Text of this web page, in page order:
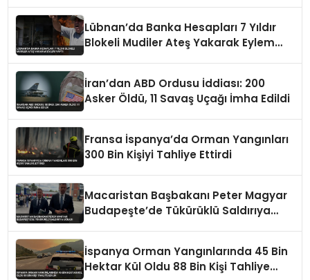
Lübnan’da Banka Hesapları 7 Yıldır
Blokeli Mudiler Ateş Yakarak Eylem
İran’dan ABD Ordusu İddiası: 200
Asker Öldü, 11 Savaş Uçağı İmha Edildi
Fransa İspanya’da Orman Yangınları
300 Bin Kişiyi Tahliye Ettirdi
Macaristan Başbakanı Peter Magyar
Budapeşte’de Tükürüklü Saldırıya
İspanya Orman Yangınlarında 45 Bin
Hektar Kül Oldu 88 Bin Kişi Tahliye